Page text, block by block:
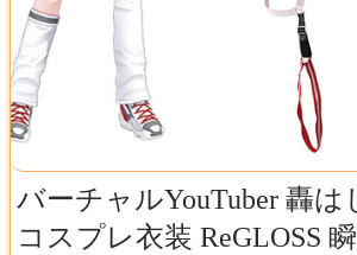
バーチャルYouTuber 轟は
コスプレ衣装 ReGLOSS